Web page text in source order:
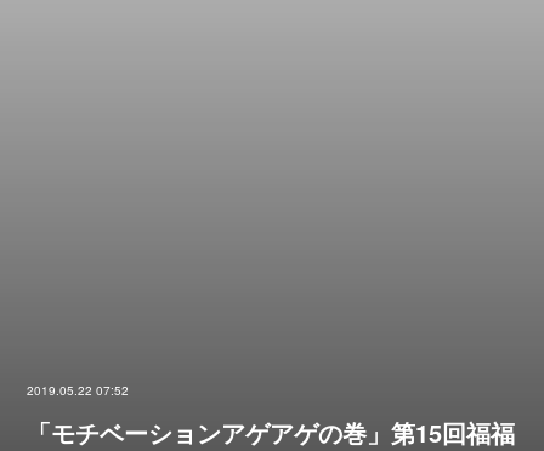
2019.05.22 07:52
「モチベーションアゲアゲの巻」第15回福福